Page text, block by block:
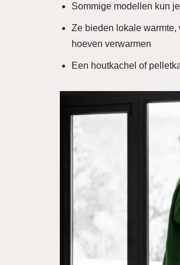
Sommige modellen kun
Ze bieden lokale
hoeven verwarmen
Een houtkachel of